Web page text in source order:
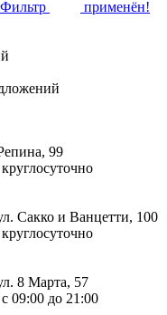
Фильтр
применён!
99
Сакко и Ванцетти, 100
8 Марта, 57
09:00 до 21:00